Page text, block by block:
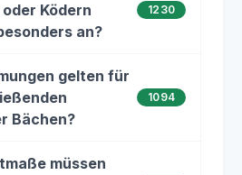
Ködern
an?
1230
gelten für
Bächen?
1094
müssen